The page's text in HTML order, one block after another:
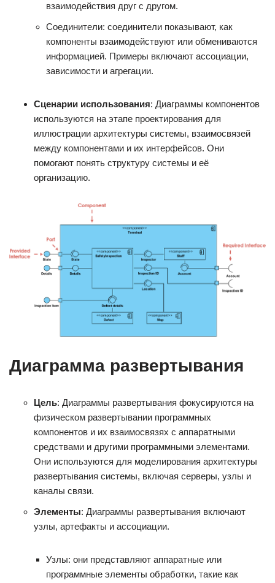
взаимодействия друг с другом.
Соединители: соединители показывают, как
компоненты взаимодействуют или обмениваются
информацией. Примеры включают ассоциации,
зависимости и агрегации.
Сценарии использования: Диаграммы компонентов
используются на этапе проектирования для
иллюстрации архитектуры системы, взаимосвязей
между компонентами и их интерфейсов. Они
помогают понять структуру системы и её
организацию.
Диаграмма развертывания
Цель: Диаграммы развертывания фокусируются на
физическом развертывании программных
компонентов и их взаимосвязях с аппаратными
средствами и другими программными элементами.
Они используются для моделирования архитектуры
развертывания системы, включая серверы, узлы и
каналы связи.
Элементы: Диаграммы развертывания включают
узлы, артефакты и ассоциации.
Узлы: они представляют аппаратные или
программные элементы обработки, такие как